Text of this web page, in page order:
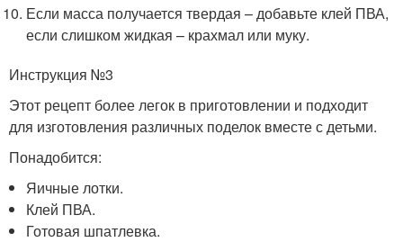
Если масса получается твердая – добавьте клей ПВА,
если слишком жидкая – крахмал или муку.
Инструкция №3
Этот рецепт более легок в приготовлении и подходит
для изготовления различных поделок вместе с детьми.
Понадобится:
Яичные лотки.
Клей ПВА.
Готовая шпатлевка.